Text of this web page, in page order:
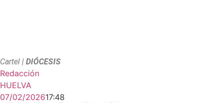
Cartel | DIÓCESIS
Redacción
HUELVA
07/02/202617:48